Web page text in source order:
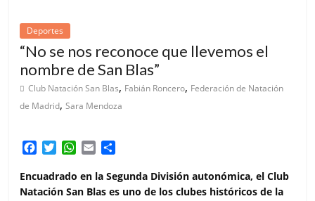
Deportes
“No se nos reconoce que llevemos el
nombre de San Blas”
Club Natación San Blas, Fabián Roncero, Federación de Natación
de Madrid,Sara Mendoza
c
e
i
t
W
a
t
a
i
m
p
Encuadrado en la Segunda División autonómica, el Club
Natación San Blas es uno de los clubes históricos de la